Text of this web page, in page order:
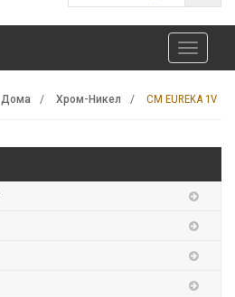
Toggle
navigation
Дома Хром-Никел CM EUREKA 1V